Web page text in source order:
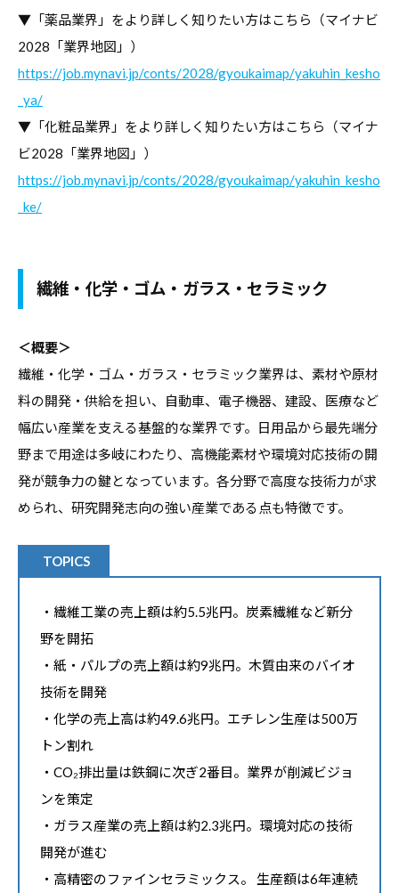
▼「薬品業界」をより詳しく知りたい方はこちら（マイナビ
2028「業界地図」）
https://job.mynavi.jp/conts/2028/gyoukaimap/yakuhin_kesho
_ya/
▼「化粧品業界」をより詳しく知りたい方はこちら（マイナ
ビ2028「業界地図」）
https://job.mynavi.jp/conts/2028/gyoukaimap/yakuhin_kesho
_ke/
繊維・化学・ゴム・ガラス・セラミック
＜概要＞
繊維・化学・ゴム・ガラス・セラミック業界は、素材や原材
料の開発・供給を担い、自動車、電子機器、建設、医療など
幅広い産業を支える基盤的な業界です。日用品から最先端分
野まで用途は多岐にわたり、高機能素材や環境対応技術の開
発が競争力の鍵となっています。各分野で高度な技術力が求
められ、研究開発志向の強い産業である点も特徴です。
TOPICS
・繊維工業の売上額は約5.5兆円。炭素繊維など新分
野を開拓
・紙・パルプの売上額は約9兆円。木質由来のバイオ
技術を開発
・化学の売上高は約49.6兆円。エチレン生産は500万
トン割れ
・CO₂排出量は鉄鋼に次ぎ2番目。業界が削減ビジョ
ンを策定
・ガラス産業の売上額は約2.3兆円。環境対応の技術
開発が進む
・高精密のファインセラミックス。 生産額は6年連続